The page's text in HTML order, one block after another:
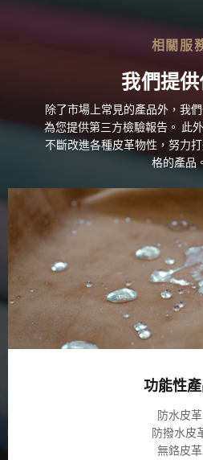
相關服
我們提
除了市場上常見的產品外，我
為您提供第三方檢驗報告。 此
不斷改進各種皮革物性，努力
格的產品。
功能性
防水皮革
防撥水皮
無鉻皮革